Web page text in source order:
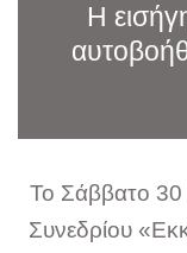
Η
Το Σάββατο 30
Συνεδρίου